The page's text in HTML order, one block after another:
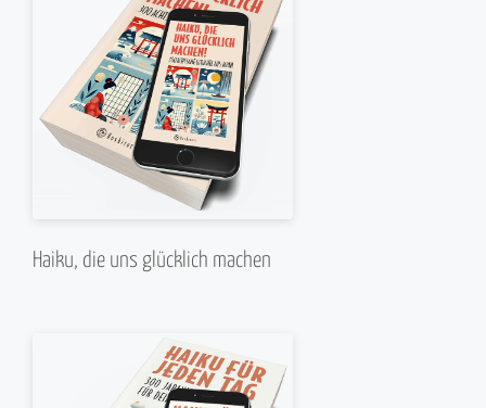
Haiku, die uns glücklich machen